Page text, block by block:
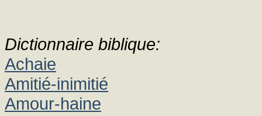
Dictionnaire biblique:
Achaie
Amitié-inimitié
Amour-haine